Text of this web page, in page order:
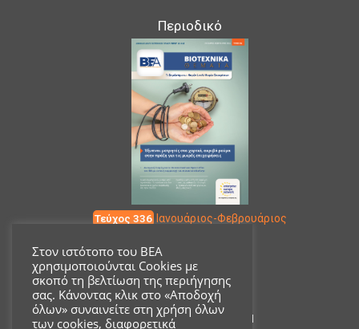
Περιοδικό
Τεύχος 336 Ιανουάριος-Φεβρουάριος
Επικοινωνία
Ακαδημίας 18, ΤΚ 10671
Στον ιστότοπο του ΒΕΑ
χρησιμοποιούνται Cookies με
σκοπό τη βελτίωση της περιήγησης
σας. Κάνοντας κλικ στο «Αποδοχή
όλων» συναινείτε στη χρήση όλων
των cookies, διαφορετικά